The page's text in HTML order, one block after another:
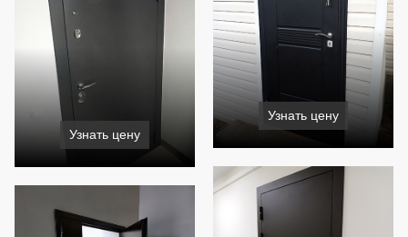
Узнать цену
Узнать цену